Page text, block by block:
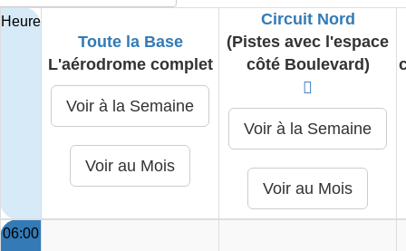
Heure
Toute la Base
L'aérodrome complet
Circuit Nord
(Pistes avec l'espace
côté Boulevard)
06:00